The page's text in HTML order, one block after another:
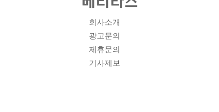
회사소개
광고문의
제휴문의
기사제보